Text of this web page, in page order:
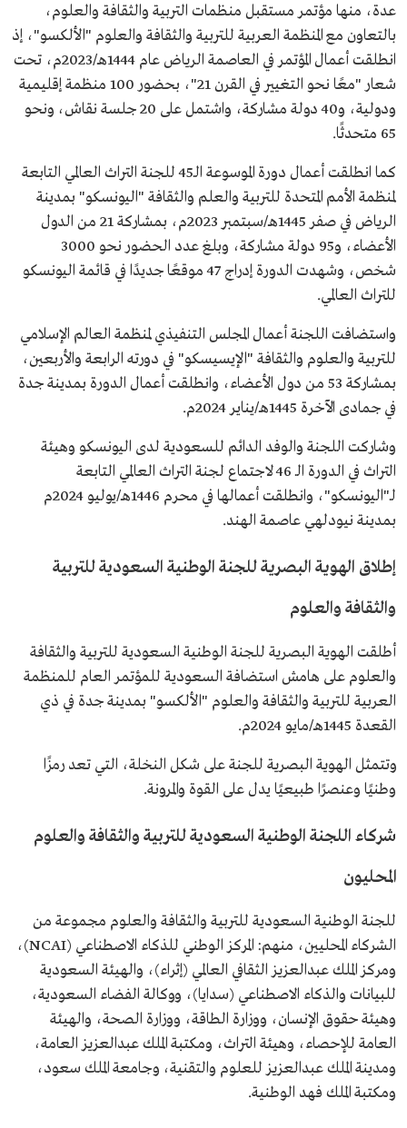
عدة، منها مؤتمر مستقبل منظمات التربية والثقافة والعلوم،
بالتعاون مع المنظمة العربية للتربية والثقافة والعلوم "الألكسو"، إذ
انطلقت أعمال المؤتمر في العاصمة الرياض عام 1444هـ/2023م، تحت
شعار "معًا نحو التغيير في القرن 21"، بحضور 100 منظمة إقليمية
ودولية، و40 دولة مشاركة، واشتمل على 20 جلسة نقاش، ونحو
65 متحدثًا.
كما انطلقت أعمال دورة الموسوعة الـ45 للجنة التراث العالمي التابعة
لمنظمة الأمم المتحدة للتربية والعلم والثقافة "اليونسكو" بمدينة
الرياض في صفر 1445هـ/سبتمبر 2023م، بمشاركة 21 من الدول
الأعضاء، و95 دولة مشاركة، وبلغ عدد الحضور نحو 3000
شخص، وشهدت الدورة إدراج 47 موقعًا جديدًا في قائمة اليونسكو
للتراث العالمي.
واستضافت اللجنة أعمال المجلس التنفيذي لمنظمة العالم الإسلامي
للتربية والعلوم والثقافة "الإيسيسكو" في دورته الرابعة والأربعين،
بمشاركة 53 من دول الأعضاء، وانطلقت أعمال الدورة بمدينة جدة
في جمادى الآخرة 1445هـ/يناير 2024م.
وشاركت اللجنة والوفد الدائم للسعودية لدى اليونسكو وهيئة
التراث في الدورة الـ 46 لاجتماع لجنة التراث العالمي التابعة
لـ"اليونسكو"، وانطلقت أعمالها في محرم 1446هـ/يوليو 2024م
بمدينة نيودلهي عاصمة الهند.
إطلاق الهوية البصرية للجنة الوطنية السعودية للتربية
والثقافة والعلوم
أطلقت الهوية البصرية للجنة الوطنية السعودية للتربية والثقافة
والعلوم على هامش استضافة السعودية للمؤتمر العام للمنظمة
العربية للتربية والثقافة والعلوم "الألكسو" بمدينة جدة في ذي
القعدة 1445هـ/مايو 2024م.
وتتمثل الهوية البصرية للجنة على شكل النخلة، التي تعد رمزًا
وطنيًا وعنصرًا طبيعيًا يدل على القوة والمرونة.
شركاء اللجنة الوطنية السعودية للتربية والثقافة والعلوم
المحليون
للجنة الوطنية السعودية للتربية والثقافة والعلوم مجموعة من
الشركاء المحليين، منهم: المركز الوطني للذكاء الاصطناعي (NCAI)،
ومركز الملك عبدالعزيز الثقافي العالمي (إثراء)، والهيئة السعودية
للبيانات والذكاء الاصطناعي (سدايا)، ووكالة الفضاء السعودية،
وهيئة حقوق الإنسان، ووزارة الطاقة، ووزارة الصحة، والهيئة
العامة للإحصاء، وهيئة التراث، ومكتبة الملك عبدالعزيز العامة،
ومدينة الملك عبدالعزيز للعلوم والتقنية، وجامعة الملك سعود،
ومكتبة الملك فهد الوطنية.